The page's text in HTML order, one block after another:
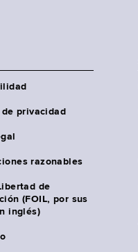
privacidad
razonables
de
(FOIL, por sus
inglés)